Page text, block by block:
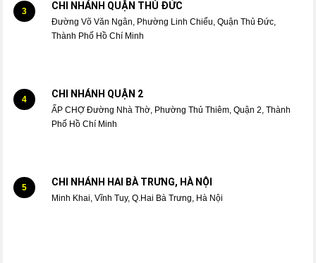
3 CHI NHÁNH QUẬN THỦ ĐỨC
Đường Võ Văn Ngân, Phường Linh Chiểu, Quận Thủ Đức,
Thành Phố Hồ Chí Minh
4 CHI NHÁNH QUẬN 2
ẤP CHỢ Đường Nhà Thờ, Phường Thủ Thiêm, Quận 2, Thành
Phố Hồ Chí Minh
5 CHI NHÁNH HAI BÀ TRƯNG, HÀ NỘI
Minh Khai, Vĩnh Tuy, Q.Hai Bà Trưng, Hà Nội